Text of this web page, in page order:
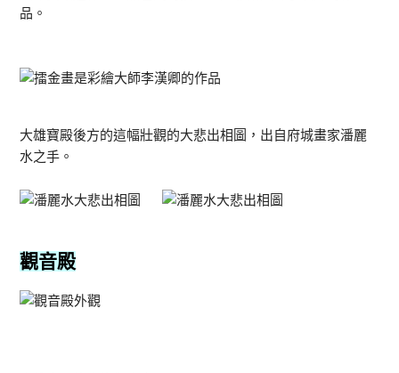
品。
大雄寶殿後方的這幅壯觀的大悲出相圖，出自府城畫家潘麗
水之手。
觀音殿